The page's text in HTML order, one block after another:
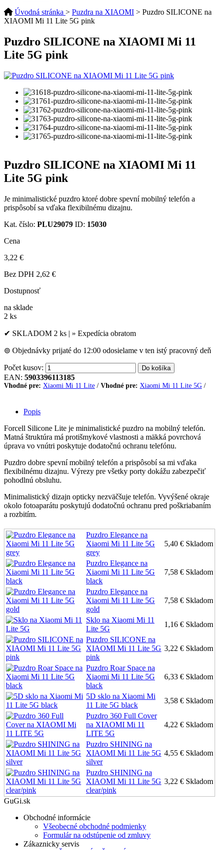
Úvodná stránka > Puzdra na XIAOMI > Puzdro SILICONE na
XIAOMI Mi 11 Lite 5G pink
Puzdro SILICONE na XIAOMI Mi 11
Lite 5G pink
Puzdro SILICONE na XIAOMI Mi 11
Lite 5G pink
Je minimalistické puzdro ktoré dobre spevní mobilný telefón a
prispôsobí sa vďaka flexibilnému dizajnu.
Kat. číslo: PLU29079 ID: 15030
Cena
3,22 €
Bez DPH 2,62 €
Dostupnosť
na sklade
2 ks
✔ SKLADOM 2 ks | » Expedícia obratom
⊚ Objednávky prijaté do 12:00 odosielame v ten istý pracovný deň
Počet kusov:
EAN: 5903396113185
Vhodné pre: Xiaomi Mi 11 Lite / Vhodné pre: Xiaomi Mi 11 Lite 5G /
Popis
Forcell Silicone Lite je minimalistické puzdro na mobilný telefón.
Matná štruktúra má protišmykové vlastnosti a mäkká povrchová
úprava vo vnútri poskytuje dodatočnú ochranu telefónu.
Puzdro dobre spevní mobilný telefón a prispôsobí sa mi vďaka
flexibilnému dizajnu. Výrezy pre všetky porty dokážu zabezpečiť
pohodlnú obsluhu.
Minimalistický dizajn opticky nezväčšuje telefón. Vyvýšené okraje
okolo fotoaparátu poskytujú dodatočnú ochranu pred poškriabaním
a rozbitím.
Puzdro Elegance na
Xiaomi Mi 11 Lite 5G
grey
5,40 € Skladom
Puzdro Elegance na
Xiaomi Mi 11 Lite 5G
black
7,58 € Skladom
Puzdro Elegance na
Xiaomi Mi 11 Lite 5G
gold
7,58 € Skladom
Sklo na Xiaomi Mi 11
Lite 5G
1,16 € Skladom
Puzdro SILICONE na
XIAOMI Mi 11 Lite 5G
pink
3,22 € Skladom
Puzdro Roar Space na
Xiaomi Mi 11 Lite 5G
black
6,33 € Skladom
5D sklo na Xiaomi Mi
11 Lite 5G black
3,58 € Skladom
Puzdro 360 Full Cover
na XIAOMI Mi 11
LITE 5G
4,22 € Skladom
Puzdro SHINING na
XIAOMI Mi 11 Lite 5G
silver
4,55 € Skladom
Puzdro SHINING na
XIAOMI Mi 11 Lite 5G
clear/pink
3,22 € Skladom
GuGi.sk
Obchodné informácie
Všeobecné obchodné podmienky
Formulár na odstúpenie od zmluvy
Zákaznicky servis